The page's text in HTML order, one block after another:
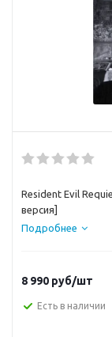
Resident Evil
версия]
Подробнее
8 990 руб/шт
Есть в наличии